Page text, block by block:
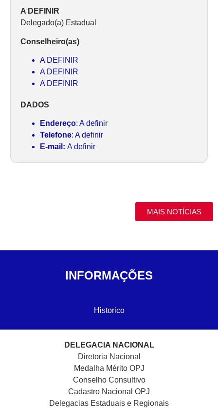
A DEFINIR
Delegado(a) Estadual
Conselheiro(as)
A DEFINIR
A DEFINIR
A DEFINIR
DADOS
Endereço: A definir
Telefone: A definir
E-mail: A definir
MAIS NOTÍCIAS
INFORMAÇÕES
Historico
DELEGACIA NACIONAL
Diretoria Nacional
Medalha Mérito OPJ
Conselho Consultivo
Cadastro Nacional OPJ
Delegacias Estaduais e Regionais